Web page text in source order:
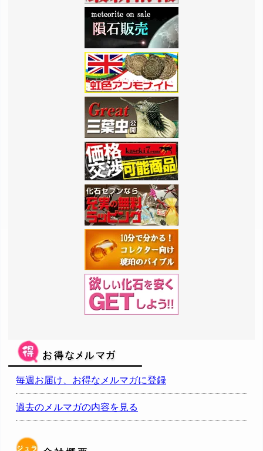
毎週お届け、お得なメルマガに登録
過去のメルマガの内容を見る